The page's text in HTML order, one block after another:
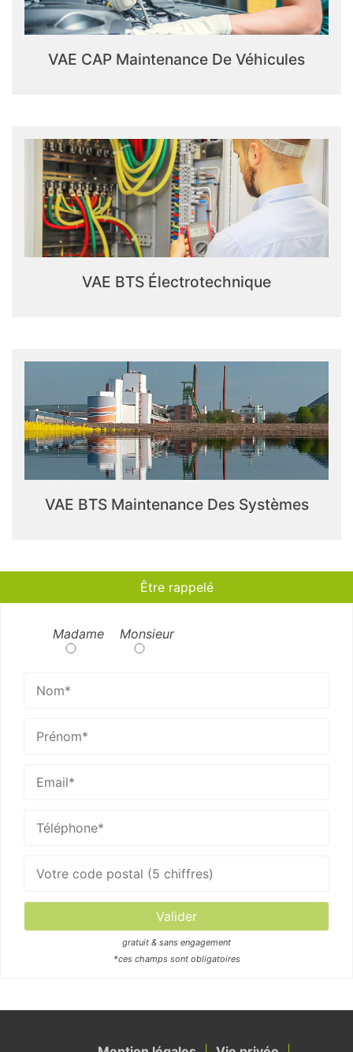
VAE CAP Maintenance De Véhicules
VAE BTS Électrotechnique
VAE BTS Maintenance Des Systèmes
Être rappelé
Madame Monsieur
gratuit & sans engagement
*ces champs sont obligatoires